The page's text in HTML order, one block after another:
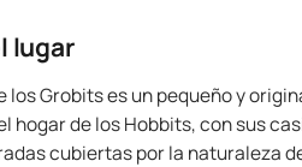
lugar
los Grobits es un pequeño y
hogar de los Hobbits, con sus
cubiertas por la naturaleza